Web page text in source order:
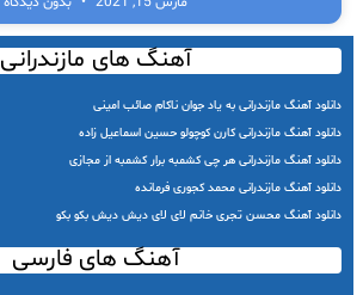
آهنگ های مازندرانی
دانلود آهنگ مازندرانی به یاد جوان ناکام صائب امینی
دانلود آهنگ مازندرانی کارن کوچولو حسین اسماعیل زاده
دانلود آهنگ مازندرانی هر چی کشمبه برار کشمبه از مجازی
دانلود آهنگ مازندرانی محمد کجوری فرمانده
دانلود آهنگ محسن تجری خانم لای لای دیش دیش بکو بکو
آهنگ های فارسی